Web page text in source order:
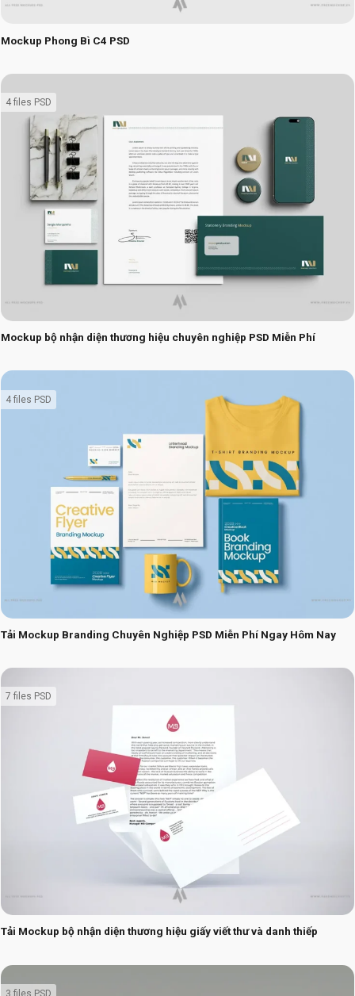
Mockup Phong Bì C4 PSD
Mockup bộ nhận diện thương hiệu chuyên nghiệp PSD Miễn Phí
4 files PSD
Tải Mockup Branding Chuyên Nghiệp PSD Miễn Phí Ngay Hôm Nay
4 files PSD
Tải Mockup bộ nhận diện thương hiệu giấy viết thư và danh thiếp
7 files PSD
3 files PSD